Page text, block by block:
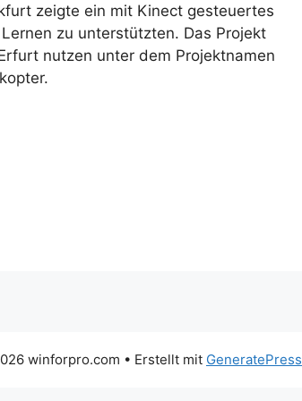
zeigte ein mit Kinect gesteuertes
zu unterstützten. Das Projekt
nutzen unter dem Projektnamen
winforpro.com • Erstellt mit GeneratePress